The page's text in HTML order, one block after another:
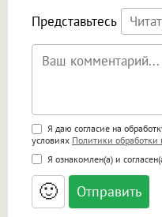
Представьтесь
Поддержка HTML
<b>, <strong>, <u>,
<small>, <sup>,
<blockquote>,
адреса URL
ссылками, и
Я даю согласие на
условиях Политики обработки
Я ознакомлен(а) и
🙂